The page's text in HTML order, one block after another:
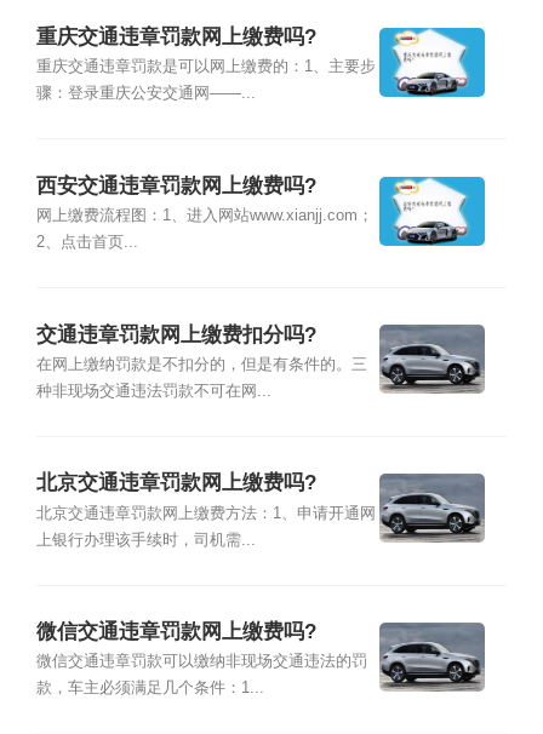
重庆交通违章罚款网上缴费吗?
重庆交通违章罚款是可以网上缴费的：1、主要步
骤：登录重庆公安交通网——...
西安交通违章罚款网上缴费吗?
网上缴费流程图：1、进入网站www.xianjj.com；
2、点击首页...
交通违章罚款网上缴费扣分吗?
在网上缴纳罚款是不扣分的，但是有条件的。三
种非现场交通违法罚款不可在网...
北京交通违章罚款网上缴费吗?
北京交通违章罚款网上缴费方法：1、申请开通网
上银行办理该手续时，司机需...
微信交通违章罚款网上缴费吗?
微信交通违章罚款可以缴纳非现场交通违法的罚
款，车主必须满足几个条件：1...